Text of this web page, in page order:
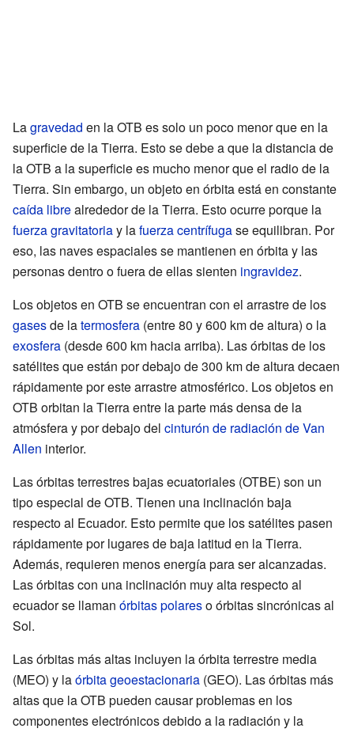
Lagravedad en la OTB es solo un poco menor que en la
superficie de la Tierra. Esto se debe a que la distancia de
la OTB a la superficie es mucho menor que el radio de la
Tierra. Sin embargo, un objeto en órbita está en constante
caída librealrededor de la Tierra. Esto ocurre porque la
fuerza gravitatoriay lafuerza centrífugase equilibran. Por
eso, las naves espaciales se mantienen en órbita y las
personas dentro o fuera de ellas sienten ingravidez.
Los objetos en OTB se encuentran con el arrastre de los
gasesde latermosfera (entre 80 y 600 km de altura) o la
exosfera (desde 600 km hacia arriba). Las órbitas de los
satélites que están por debajo de 300 km de altura decaen
rápidamente por este arrastre atmosférico. Los objetos en
OTB orbitan la Tierra entre la parte más densa de la
atmósfera y por debajo del cinturón de radiación de Van
Allen interior.
Las órbitas terrestres bajas ecuatoriales (OTBE) son un
tipo especial de OTB. Tienen una inclinación baja
respecto al Ecuador. Esto permite que los satélites pasen
rápidamente por lugares de baja latitud en la Tierra.
Además, requieren menos energía para ser alcanzadas.
Las órbitas con una inclinación muy alta respecto al
ecuador se llaman órbitas polareso órbitas sincrónicas al
Sol.
Las órbitas más altas incluyen la órbita terrestre media
(MEO) y laórbita geoestacionaria (GEO). Las órbitas más
altas que la OTB pueden causar problemas en los
componentes electrónicos debido a la radiación y la